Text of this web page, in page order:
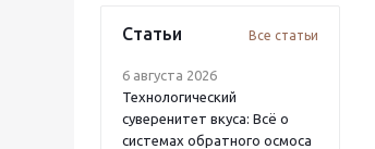
Статьи Все статьи
6 августа 2026
Технологический
суверенитет вкуса: Всё о
системах обратного осмоса